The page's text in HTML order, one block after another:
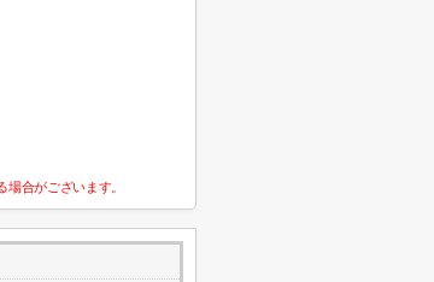
合がございます。